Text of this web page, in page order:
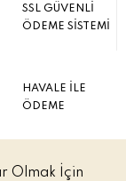
SSL GÜVENLİ
ÖDEME SİSTEMİ
HAVALE İLE
ÖDEME
Olmak İçin